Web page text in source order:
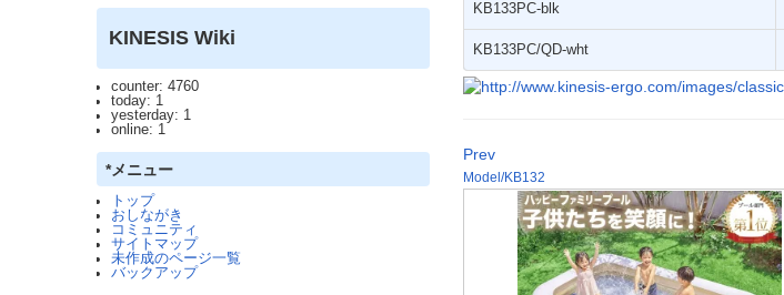
KINESIS Wiki
counter: 4760
today: 1
yesterday: 1
online: 1
*メニュー
トップ
おしながき
コミュニティ
サイトマップ
未作成のページ一覧
バックアップ
KB133PC-blk
KB133PC/QD-wht
Prev
Model/KB132